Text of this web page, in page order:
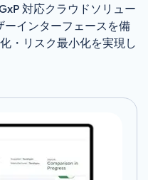
対応クラウドソリュー
ーインターフェースを備
・リスク最小化を実現し